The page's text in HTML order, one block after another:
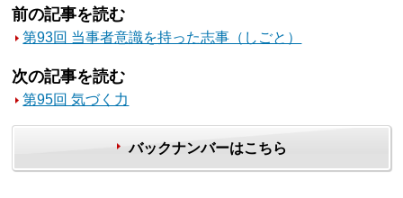
前の記事を読む
第93回 当事者意識を持った志事（しごと）
次の記事を読む
第95回 気づく力
バックナンバーはこちら